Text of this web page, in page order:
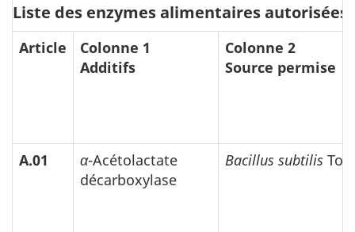
Liste des enzymes alimentaires autorisées
Article
Colonne 1
Additifs
Colonne 2
Source permise
A.01 α-Acétolactate
décarboxylase
Bacillus subtilis